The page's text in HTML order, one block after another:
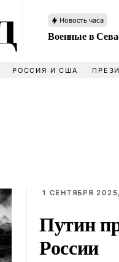
Новость часа
Военные в
РОССИЯ И США
1 СЕНТЯБРЯ
Путин
России